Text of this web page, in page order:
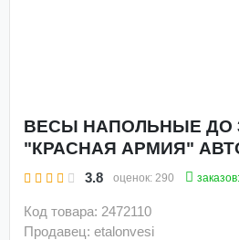
ВЕСЫ НАПОЛЬНЫЕ ДО
"КРАСНАЯ АРМИЯ"
3.8 оценок: 290
Код товара: 2472110
Продавец: etalonvesi